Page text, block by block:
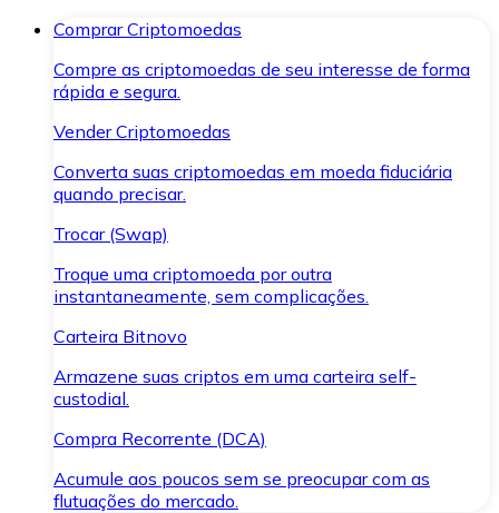
Comprar Criptomoedas
Compre as criptomoedas de seu interesse de forma
rápida e segura.
Vender Criptomoedas
Converta suas criptomoedas em moeda fiduciária
quando precisar.
Trocar (Swap)
Troque uma criptomoeda por outra
instantaneamente, sem complicações.
Carteira Bitnovo
Armazene suas criptos em uma carteira self-
custodial.
Compra Recorrente (DCA)
Acumule aos poucos sem se preocupar com as
flutuações do mercado.